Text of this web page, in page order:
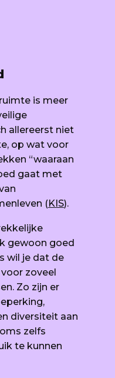
is meer
allereerst niet
op wat voor
“waaraan
gaat met
(KIS).
gewoon goed
wil je dat de
zoveel
Zo zijn er
diversiteit aan
zelfs
te kunnen